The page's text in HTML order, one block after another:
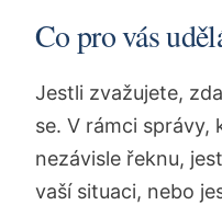
Co pro vás
Jestli zvažujete,
se. V rámci správy,
nezávisle řeknu,
vaší situaci, nebo